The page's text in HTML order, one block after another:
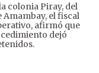
colonia Piray, del
el fiscal
afirmó que
dejó